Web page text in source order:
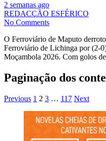
2 semanas ago
REDACÇÃO ESFÉRICO
No Comments
O Ferroviário de Maputo
Ferroviário de Lichinga por (2-
Moçambola 2026. Com golos
Paginação dos
Previous 1 2 3 … 117 Next